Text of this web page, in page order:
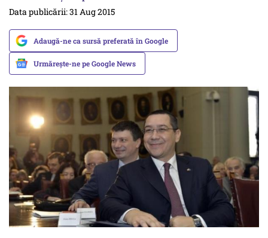
Data publicării: 31 Aug 2015
Adaugă-ne ca sursă preferată în Google
Urmărește-ne pe Google News